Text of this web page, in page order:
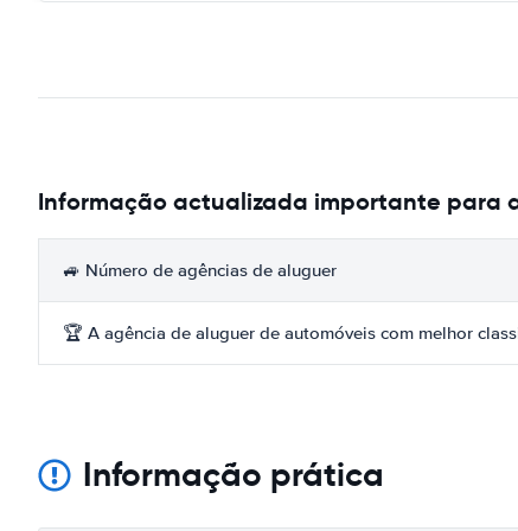
Informação actualizada importante para
🚙 Número de agências de aluguer
🏆 A agência de aluguer de automóveis com melhor
Informação prática